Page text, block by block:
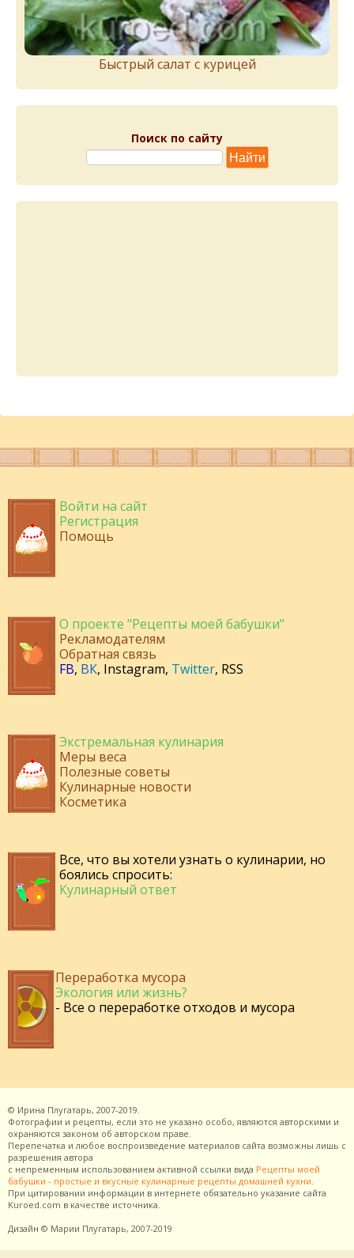
Быстрый салат с курицей
Поиск по сайту
Войти на сайт
Регистрация
Помощь
О проекте "Рецепты моей бабушки"
Рекламодателям
Обратная связь
FB, ВК, Instagram, Twitter, RSS
Экстремальная кулинария
Меры веса
Полезные советы
Кулинарные новости
Косметика
Все, что вы хотели узнать о кулинарии, но
боялись спросить:
Кулинарный ответ
Переработка мусора
Экология или жизнь?
- Все о переработке отходов и мусора
© Ирина Плугатарь, 2007-2019.
Фотографии и рецепты, если это не указано особо, являются авторскими и
охраняются законом об авторском праве.
Перепечатка и любое воспроизведение материалов сайта возможны лишь с
разрешения автора
с непременным использованием активной ссылки вида Рецепты моей
бабушки - простые и вкусные кулинарные рецепты домашней кухни.
При цитировании информации в интернете обязательно указание сайта
Kuroed.com в качестве источника.
Дизайн © Марии Плугатарь, 2007-2019